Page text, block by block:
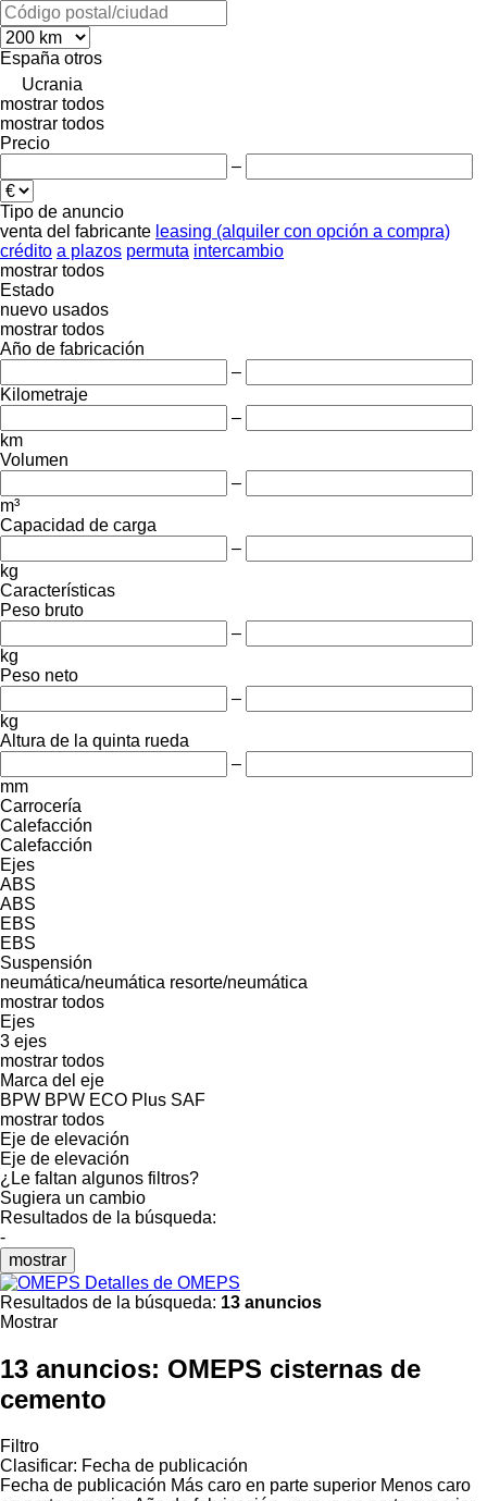
España otros
Ucrania
mostrar todos
mostrar todos
Precio
–
Tipo de anuncio
venta del fabricante leasing (alquiler con opción a compra)
crédito a plazos permuta intercambio
mostrar todos
Estado
nuevo usados
mostrar todos
Año de fabricación
–
Kilometraje
–
km
Volumen
–
m³
Capacidad de carga
–
kg
Características
Peso bruto
–
kg
Peso neto
–
kg
Altura de la quinta rueda
–
mm
Carrocería
Calefacción
Calefacción
Ejes
ABS
ABS
EBS
EBS
Suspensión
neumática/neumática resorte/neumática
mostrar todos
Ejes
3 ejes
mostrar todos
Marca del eje
BPW BPW ECO Plus SAF
mostrar todos
Eje de elevación
Eje de elevación
¿Le faltan algunos filtros?
Sugiera un cambio
Resultados de la búsqueda:
-
mostrar
Detalles de OMEPS
Resultados de la búsqueda: 13 anuncios
Mostrar
13 anuncios: OMEPS cisternas de
cemento
Filtro
Clasificar: Fecha de publicación
Fecha de publicación Más caro en parte superior Menos caro